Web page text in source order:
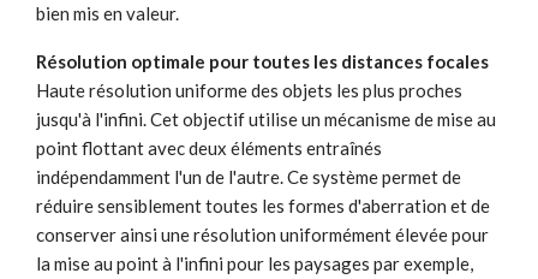
bien mis en valeur.
Résolution optimale pour toutes les distances focales
Haute résolution uniforme des objets les plus proches
jusqu'à l'infini. Cet objectif utilise un mécanisme de mise au
point flottant avec deux éléments entraînés
indépendamment l'un de l'autre. Ce système permet de
réduire sensiblement toutes les formes d'aberration et de
conserver ainsi une résolution uniformément élevée pour
la mise au point à l'infini pour les paysages par exemple,